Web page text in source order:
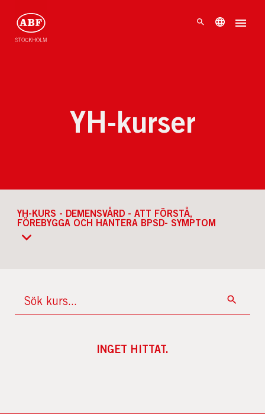
YH-kurser
YH-KURS - DEMENSVÅRD - ATT FÖRSTÅ,
FÖREBYGGA OCH HANTERA BPSD- SYMPTOM
INGET HITTAT.